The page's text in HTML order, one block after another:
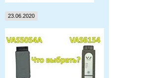
23.06.2020